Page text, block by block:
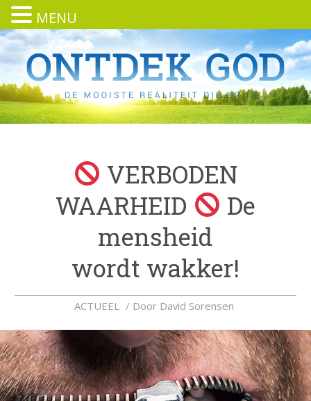
VERBODEN
WAARHEID
De
mensheid
wordt wakker!
ACTUEEL / Door David Sorensen
MENU